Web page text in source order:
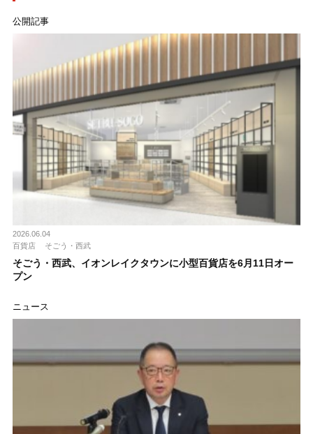
公開記事
2026.06.04
百貨店
そごう・西武
そごう・西武、イオンレイクタウンに小型百貨店を6月11日オー
プン
ニュース